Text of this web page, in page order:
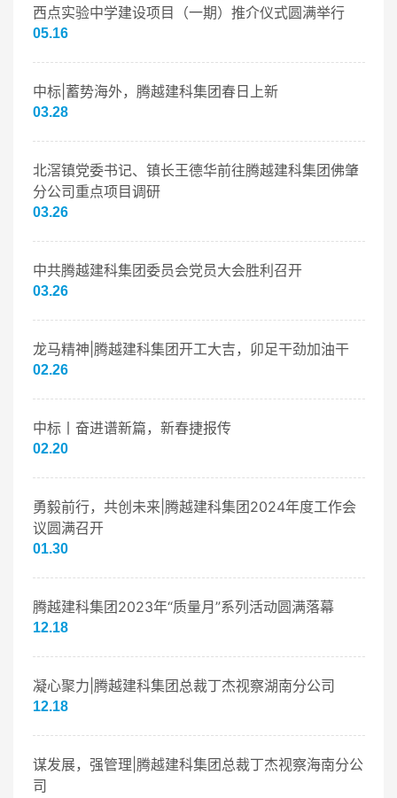
西点实验中学建设项目（一期）推介仪式圆满举行
05.16
中标|蓄势海外，腾越建科集团春日上新
03.28
北滘镇党委书记、镇长王德华前往腾越建科集团佛肇
分公司重点项目调研
03.26
中共腾越建科集团委员会党员大会胜利召开
03.26
龙马精神|腾越建科集团开工大吉，卯足干劲加油干
02.26
中标丨奋进谱新篇，新春捷报传
02.20
勇毅前行，共创未来|腾越建科集团2024年度工作会
议圆满召开
01.30
腾越建科集团2023年“质量月”系列活动圆满落幕
12.18
凝心聚力|腾越建科集团总裁丁杰视察湖南分公司
12.18
谋发展，强管理|腾越建科集团总裁丁杰视察海南分公
司